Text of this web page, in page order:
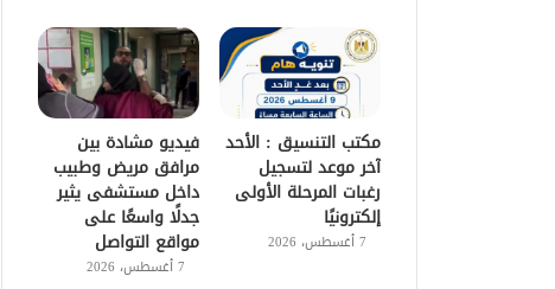
مكتب التنسيق : الأحد
آخر موعد لتسجيل
رغبات المرحلة الأولى
إلكترونيًا
7 أغسطس، 2026
فيديو مشادة بين
مرافق مريض وطبيب
داخل مستشفى يثير
جدلًا واسعًا على
مواقع التواصل
7 أغسطس، 2026